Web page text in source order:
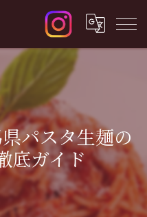
パスタ生麺の
底ガイド